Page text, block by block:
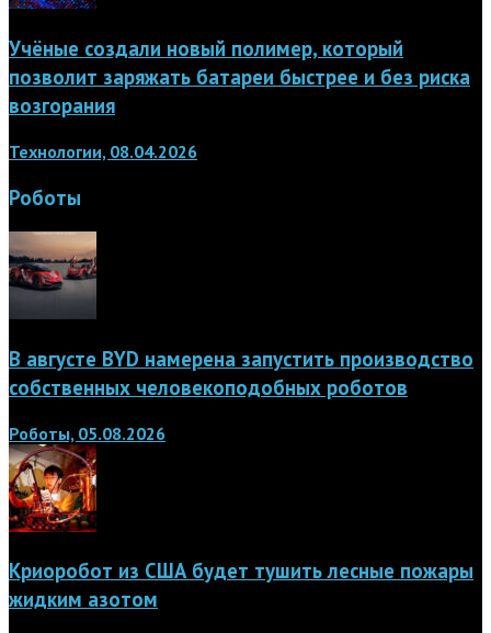
Учёные создали новый полимер, который
позволит заряжать батареи быстрее и без риска
возгорания
Технологии, 08.04.2026
Роботы
В августе BYD намерена запустить производство
собственных человекоподобных роботов
Роботы, 05.08.2026
Криоробот из США будет тушить лесные пожары
жидким азотом